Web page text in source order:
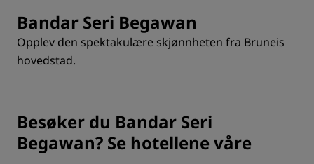
Bandar Seri Begawan
Opplev den spektakulære skjønnheten fra Bruneis
hovedstad.
Besøker du Bandar Seri
Begawan? Se hotellene våre